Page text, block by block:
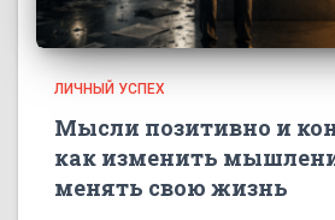
ЛИЧНЫЙ УСПЕХ
Мысли позитивно и
как изменить
менять свою жизнь